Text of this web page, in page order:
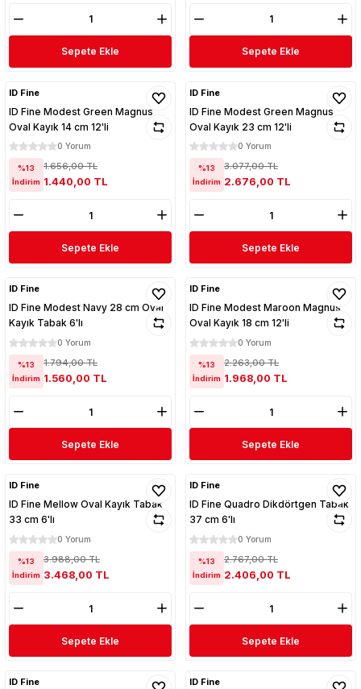
Sepete Ekle Sepete Ekle
ID Fine
ID Fine Modest Green Magnus
Oval Kayık 14 cm 12'li
0 Yorum
%13
İndirim
1.656,00 TL
1.440,00 TL
Sepete Ekle
ID Fine
ID Fine Modest Green Magnus
Oval Kayık 23 cm 12'li
0 Yorum
%13
İndirim
3.077,00 TL
2.676,00 TL
Sepete Ekle
ID Fine
ID Fine Modest Navy 28 cm Oval
Kayık Tabak 6'lı
0 Yorum
%13
İndirim
1.794,00 TL
1.560,00 TL
Sepete Ekle
ID Fine
ID Fine Modest Maroon Magnus
Oval Kayık 18 cm 12'li
0 Yorum
%13
İndirim
2.263,00 TL
1.968,00 TL
Sepete Ekle
ID Fine
ID Fine Mellow Oval Kayık Tabak
33 cm 6'lı
0 Yorum
%13
İndirim
3.988,00 TL
3.468,00 TL
Sepete Ekle
ID Fine
ID Fine Quadro Dikdörtgen Tabak
37 cm 6'lı
0 Yorum
%13
İndirim
2.767,00 TL
2.406,00 TL
Sepete Ekle
ID Fine ID Fine